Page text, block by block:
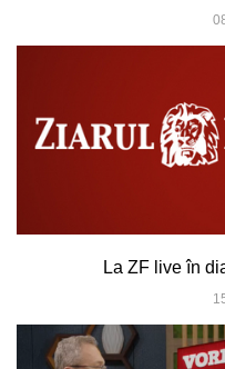
La ZF live în